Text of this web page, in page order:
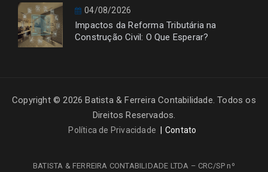
04/08/2026
Impactos da Reforma Tributária na
Construção Civil: O Que Esperar?
Copyright © 2026 Batista & Ferreira Contabilidade. Todos os
Direitos Reservados.
Política de Privacidade Contato
BATISTA & FERREIRA CONTABILIDADE LTDA – CRC/SP nº